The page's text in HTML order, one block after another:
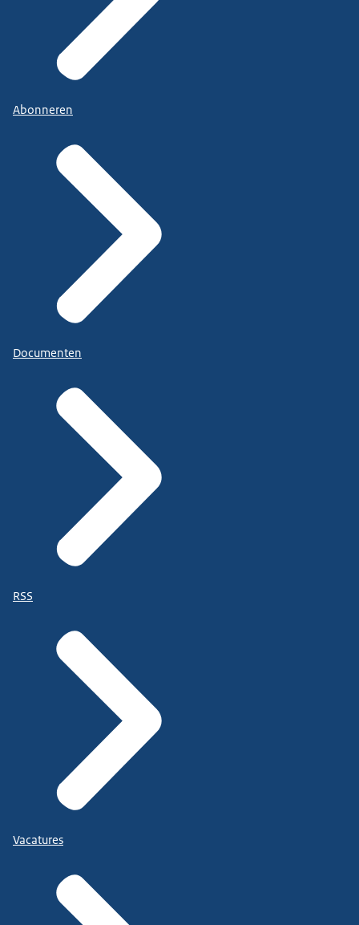
Abonneren
Documenten
RSS
Vacatures